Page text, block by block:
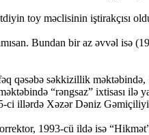
toy məclisinin iştirakçısı
Bundan bir az əvvəl isə
qəsəbə səkkizillik məktəbində,
“rəngsaz” ixtisası ilə
ci illərdə Xəzər Dəniz
1993-cü ildə isə